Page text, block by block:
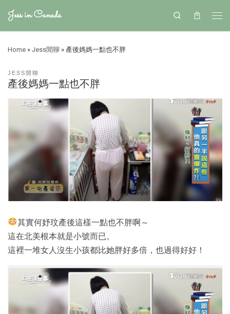
Jess in Canada Search
Home » Jess閒聊 » 產後媽媽一點也不胖
JESS閒聊
產後媽媽一點也不胖
其實何妤玟產後這樣一點也不胖啊～
這在北美根本就是小號而已。
這裡一堆女人沒生小孩都比她胖好多倍，也過得好好！